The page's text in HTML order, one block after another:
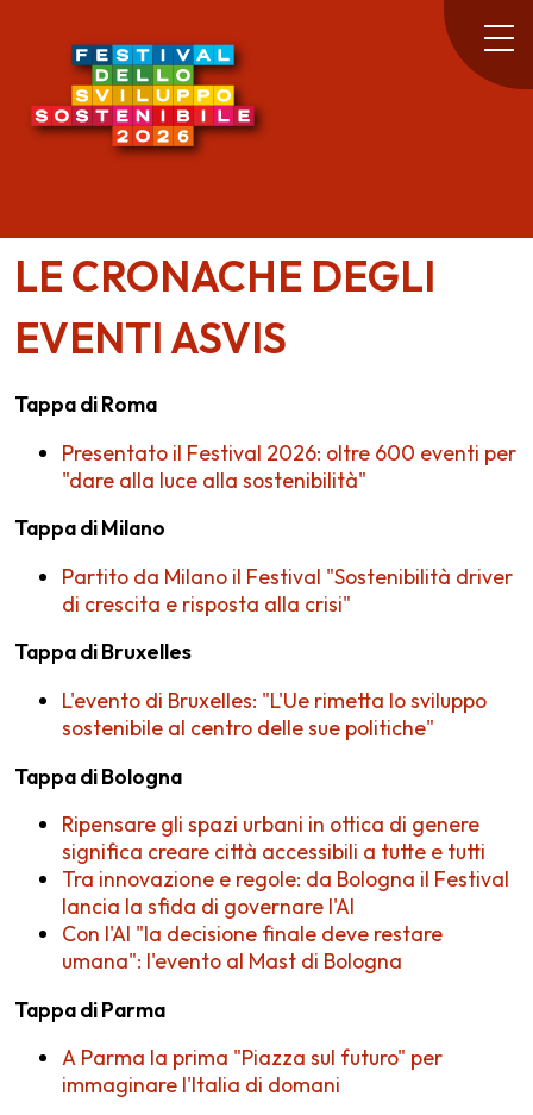
LE CRONACHE DEGLI
EVENTI ASVIS
Tappa di Roma
Presentato il Festival 2026: oltre 600 eventi per
"dare alla luce alla sostenibilità"
Tappa di Milano
Partito da Milano il Festival "Sostenibilità driver
di crescita e risposta alla crisi"
Tappa di Bruxelles
L'evento di Bruxelles: "L'Ue rimetta lo sviluppo
sostenibile al centro delle sue politiche"
Tappa di Bologna
Ripensare gli spazi urbani in ottica di genere
significa creare città accessibili a tutte e tutti
Tra innovazione e regole: da Bologna il Festival
lancia la sfida di governare l'AI
Con l'AI "la decisione finale deve restare
umana": l'evento al Mast di Bologna
Tappa di Parma
A Parma la prima "Piazza sul futuro" per
immaginare l'Italia di domani